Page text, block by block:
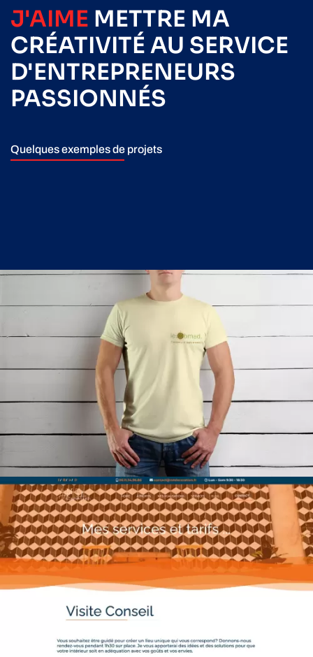
J'AIME METTRE MA
CRÉATIVITÉ AU SERVICE
D'ENTREPRENEURS
PASSIONNÉS
Quelques exemples de projets